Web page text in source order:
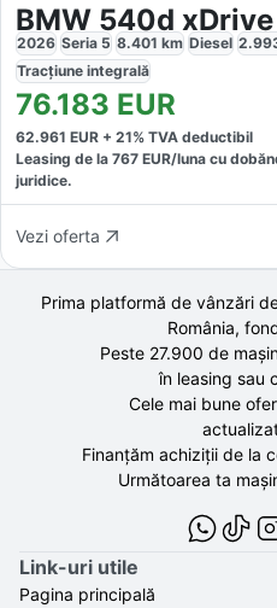
BMW 540d
2026 Seria 5 8.401 km Diesel
Tracțiune integrală
76.183 EUR
62.961 EUR + 21% TVA deductibil
Leasing de la 767 EUR/luna cu
juridice.
Vezi oferta
Prima platformă de vânzări
România,
Peste 27.900 de
în leasing sau
Cele mai bune
Finanțăm achiziții de la
Următoarea ta
Link-uri utile
Pagina principală